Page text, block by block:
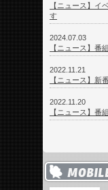
【ニュース】イ
す
2024.07.03
【ニュース】番
2022.11.21
【ニュース】新
2022.11.20
【ニュース】番